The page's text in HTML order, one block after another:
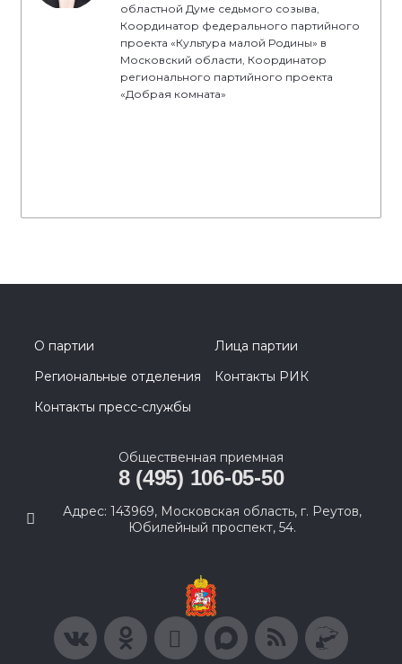
областной Думе седьмого созыва,
Координатор федерального партийного
проекта «Культура малой Родины» в
Московский области, Координатор
регионального партийного проекта
«Добрая комната»
О партии
Лица партии
Региональные отделения
Контакты РИК
Контакты пресс-службы
Общественная приемная
8 (495) 106-05-50
Адрес: 143969, Московская область, г. Реутов,
Юбилейный проспект, 54.